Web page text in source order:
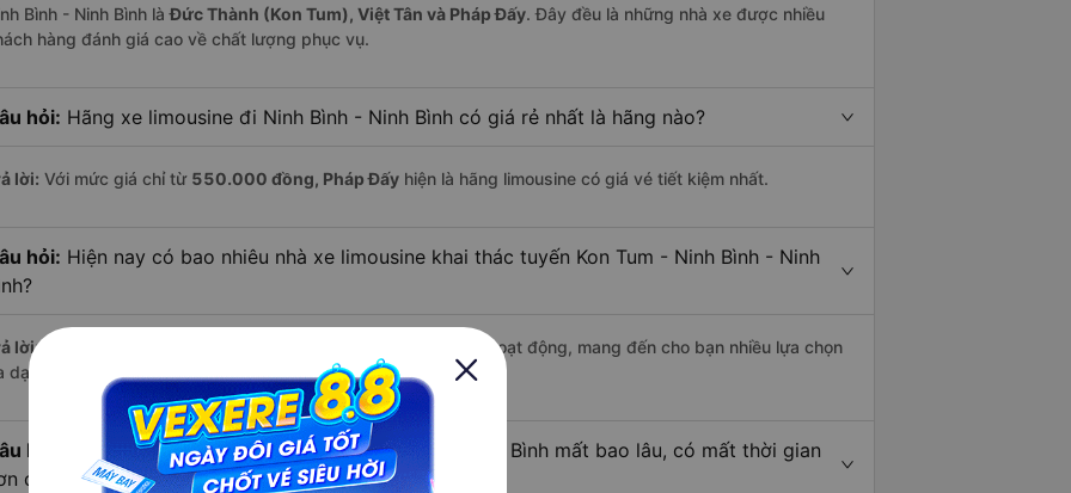
Bình - Ninh Bình làĐức Thành (Kon Tum), Việt Tân và Pháp Đấy. Đây đều là những nhà xe được nhiều
hàng đánh giá cao về chất lượng phục vụ.
hỏi: Hãng xe limousine đi Ninh Bình - Ninh Bình có giá rẻ nhất là hãng nào?
lời: Với mức giá chỉ từ 550.000 đồng, Pháp Đấy hiện là hãng limousine có giá vé tiết kiệm nhất.
hỏi: Hiện nay có bao nhiêu nhà xe limousine khai thác tuyến Kon Tum - Ninh Bình - Ninh
lời:Trên tuyến đường này hiện có
đang hoạt động, mang đến cho bạn nhiều lựa chọn
dạng về dịch vụ và mức giá.
hỏi:
Đi xe limousine từ Kon Tum đến Ninh Bình - Ninh Bình mất bao lâu, có mất thời gian
các loại phương tiện khác hay không?